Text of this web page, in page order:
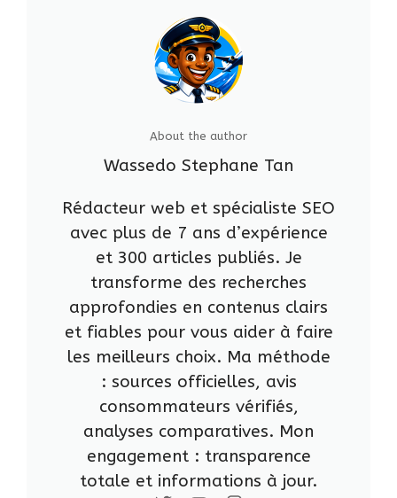
About the author
Wassedo Stephane Tan
Rédacteur web et spécialiste SEO
avec plus de 7 ans d’expérience
et 300 articles publiés. Je
transforme des recherches
approfondies en contenus clairs
et fiables pour vous aider à faire
les meilleurs choix. Ma méthode
: sources officielles, avis
consommateurs vérifiés,
analyses comparatives. Mon
engagement : transparence
totale et informations à jour.